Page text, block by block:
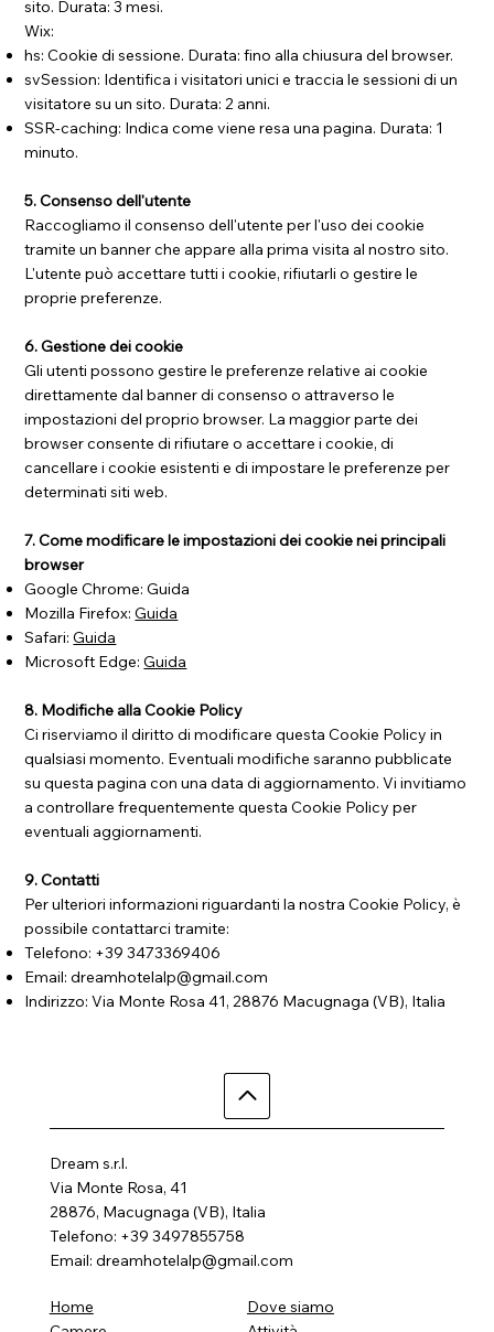
sito. Durata: 3 mesi.
Wix:
hs: Cookie di sessione. Durata: fino alla chiusura del browser.
svSession: Identifica i visitatori unici e traccia le sessioni di un
visitatore su un sito. Durata: 2 anni.
SSR-caching: Indica come viene resa una pagina. Durata: 1
minuto.
5. Consenso dell'utente
Raccogliamo il consenso dell'utente per l'uso dei cookie
tramite un banner che appare alla prima visita al nostro sito.
L'utente può accettare tutti i cookie, rifiutarli o gestire le
proprie preferenze.
6. Gestione dei cookie
Gli utenti possono gestire le preferenze relative ai cookie
direttamente dal banner di consenso o attraverso le
impostazioni del proprio browser. La maggior parte dei
browser consente di rifiutare o accettare i cookie, di
cancellare i cookie esistenti e di impostare le preferenze per
determinati siti web.
7. Come modificare le impostazioni dei cookie nei principali
browser
Google Chrome: Guida
Mozilla Firefox:Guida
Safari:Guida
Microsoft Edge:Guida
8. Modifiche alla Cookie Policy
Ci riserviamo il diritto di modificare questa Cookie Policy in
qualsiasi momento. Eventuali modifiche saranno pubblicate
su questa pagina con una data di aggiornamento. Vi invitiamo
a controllare frequentemente questa Cookie Policy per
eventuali aggiornamenti.
9. Contatti
Per ulteriori informazioni riguardanti la nostra Cookie Policy, è
possibile contattarci tramite:
Telefono: +39 3473369406
Email:dreamhotelalp@gmail.com
Indirizzo: Via Monte Rosa 41, 28876 Macugnaga (VB), Italia
Dream s.r.l.
Via Monte Rosa, 41
28876, Macugnaga (VB), Italia
Telefono: +39 3497855758
Email: dreamhotelalp@gmail.com
Home
Dove siamo